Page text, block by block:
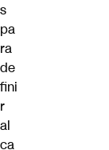
s
pa
ra
de
fini
r
al
ca